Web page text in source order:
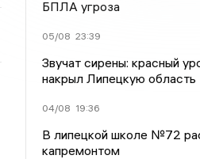
БПЛА угроза
05/08 23:39
Звучат сирены: красный
накрыл Липецкую область
04/08 19:36
В липецкой школе №72
капремонтом